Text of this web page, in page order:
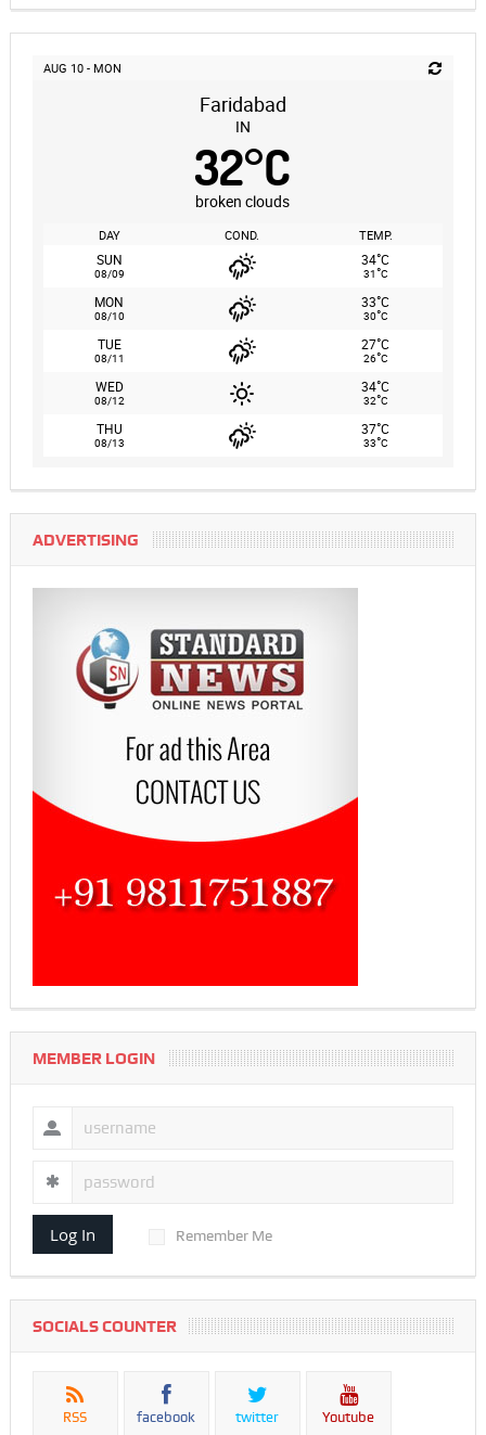
AUG 10 - MON
Faridabad
IN
32°C
broken clouds
DAY COND. TEMP.
SUN
08/09
34°C
31°C
MON
08/10
33°C
30°C
TUE
08/11
27°C
26°C
WED
08/12
34°C
32°C
THU
08/13
37°C
33°C
ADVERTISING
MEMBER LOGIN
Log In Remember Me
SOCIALS COUNTER
RSS facebook twitter Youtube